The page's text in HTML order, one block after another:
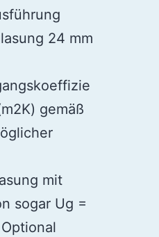
Deckfarben
Farbpalette)
oder mit
Konstruktionen,
konform mit
24 mm
gemäß
mit
sogar Ug =